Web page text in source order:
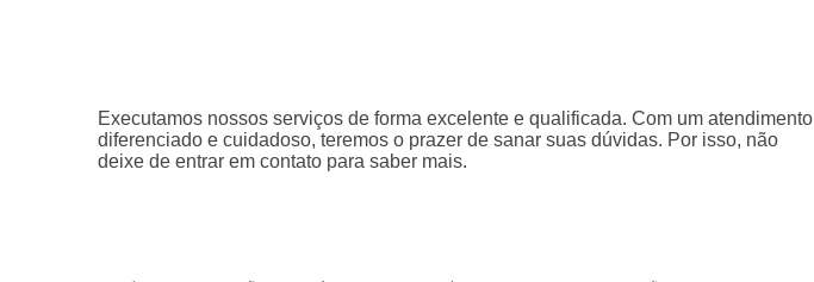
Executamos nossos serviços de forma excelente e qualificada. Com um atendimento
diferenciado e cuidadoso, teremos o prazer de sanar suas dúvidas. Por isso, não
deixe de entrar em contato para saber mais.